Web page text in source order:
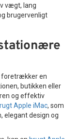
vægt, lang
brugervenligt
foretrækker en
butikken eller
og effektiv
Apple iMac, som
elegant design og